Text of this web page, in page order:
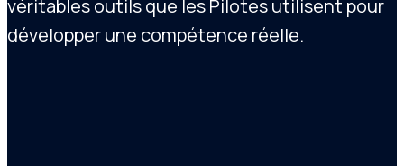
véritables outils que les Pilotes utilisent pour
développer une compétence réelle.